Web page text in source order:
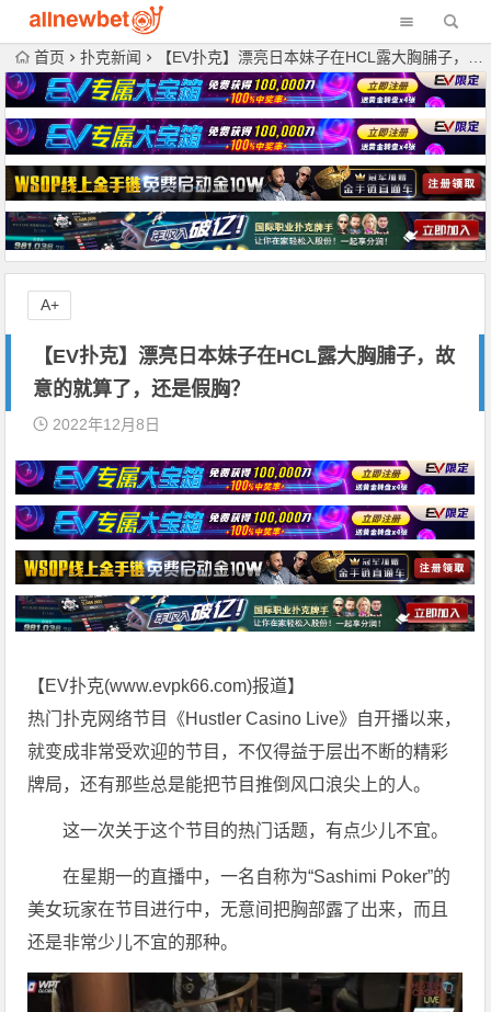
首页 扑克新闻 【EV扑克】漂亮日本妹子在HCL露大胸脯子，故意的就算了，还是假胸？
【EV扑克】漂亮日本妹子在HCL露大胸脯子，故
意的就算了，还是假胸？
2022年12月8日
【EV扑克(www.evpk66.com)报道】
热门扑克网络节目《Hustler Casino Live》自开播以来，
就变成非常受欢迎的节目，不仅得益于层出不断的精彩
牌局，还有那些总是能把节目推倒风口浪尖上的人。
这一次关于这个节目的热门话题，有点少儿不宜。
在星期一的直播中，一名自称为“Sashimi Poker”的
美女玩家在节目进行中，无意间把胸部露了出来，而且
还是非常少儿不宜的那种。
A+